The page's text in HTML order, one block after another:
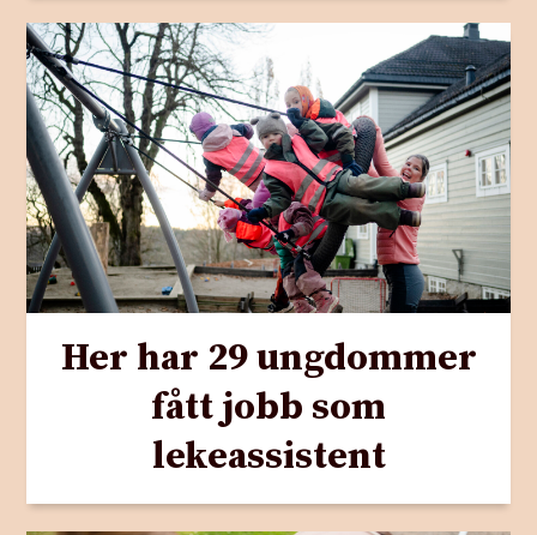
Her har 29 ungdommer
fått jobb som
lekeassistent